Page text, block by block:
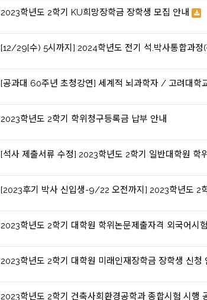
2023학년도 2학기 KU희망장학금 장학생 모집 안내
[12/29[수) 5시까지] 2024학년도 전기 석.박사통합과정
[공과대 60주년 초청강연] 세계적 뇌과학자 / 고려대학
2023학년도 2학기 학위청구등록금 납부 안내
[석사 제출서류 수정] 2023학년도 2학기 일반대학원 학
[2023후기 박사 신입생-9/22 오전까지] 2023학년도 2
2023학년도 2학기 대학원 학위논문제출자격 외국어시
2023학년도 2학기 대학원 미래인재장학금 장학생 신청
2023학년도 2학기 건축사회환경공학과 종합시험 시행